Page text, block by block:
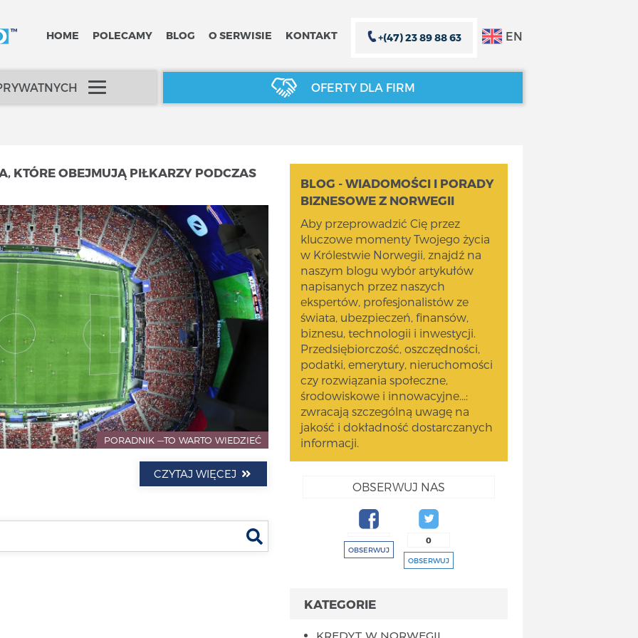
EN
HOME POLECAMY BLOG O SERWISIE KONTAKT +(47) 23 89 88 63
OFERTY DLA FIRM
KTÓRE OBEJMUJĄ PIŁKARZY PODCZAS
PORADNIK —TO WARTO WIEDZIEĆ
CZYTAJ WIĘCEJ
BLOG - WIADOMOŚCI I PORADY
BIZNESOWE Z NORWEGII
Aby przeprowadzić Cię przez
kluczowe momenty Twojego życia
w Królestwie Norwegii, znajdź na
naszym blogu wybór artykułów
napisanych przez naszych
ekspertów, profesjonalistów ze
świata, ubezpieczeń, finansów,
biznesu, technologii i inwestycji.
Przedsiębiorczość, oszczędności,
podatki, emerytury, nieruchomości
czy rozwiązania społeczne,
środowiskowe i innowacyjne...:
zwracają szczególną uwagę na
jakość i dokładność dostarczanych
informacji.
OBSERWUJ NAS
OBSERWUJ
0
OBSERWUJ
KATEGORIE